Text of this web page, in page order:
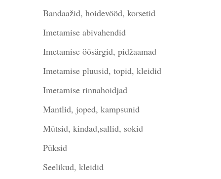
Bandaažid, hoidevööd, korsetid
Imetamise abivahendid
Imetamise öösärgid, pidžaamad
Imetamise pluusid, topid, kleidid
Imetamise rinnahoidjad
Mantlid, joped, kampsunid
Mütsid, kindad,sallid, sokid
Püksid
Seelikud, kleidid